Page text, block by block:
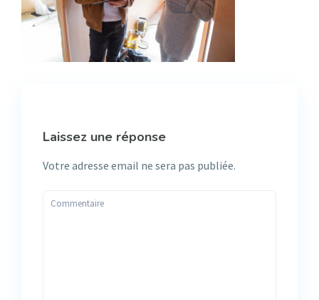
Laissez une réponse
Votre adresse email ne sera pas publiée.